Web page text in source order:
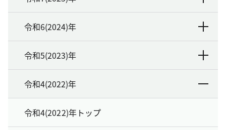
令和6(2024)年
令和5(2023)年
令和4(2022)年
令和4(2022)年トップ